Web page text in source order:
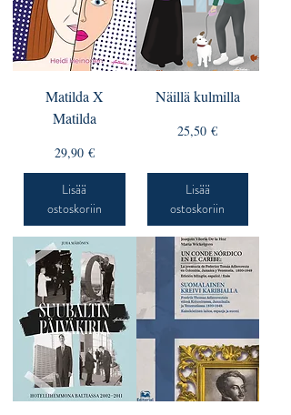
Matilda X
Matilda
Hinta
29,90 €
Lisää
ostoskoriin
Näillä kulmilla
Hinta
25,50 €
Lisää
ostoskoriin